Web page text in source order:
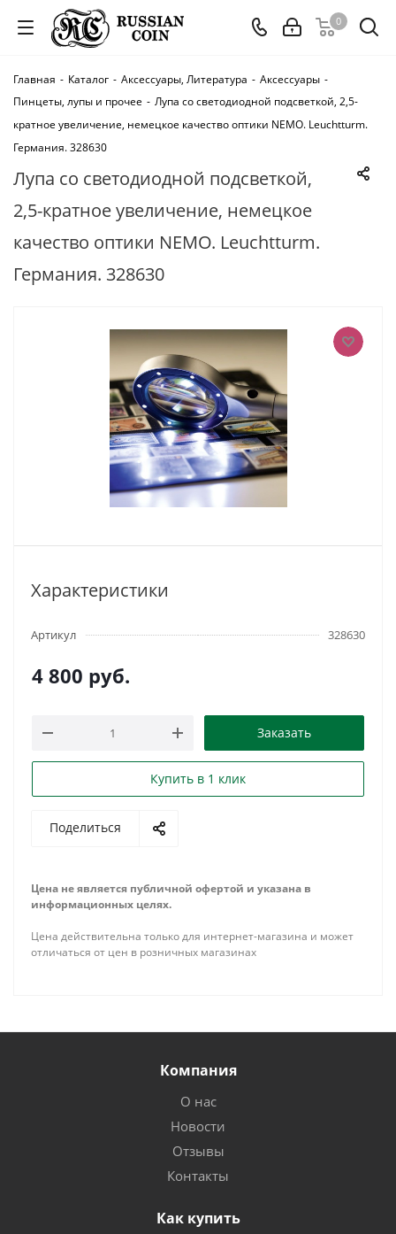
0
Главная - Каталог - Аксессуары, Литература - Аксессуары -
Пинцеты, лупы и прочее - Лупа со светодиодной подсветкой, 2,5-
кратное увеличение, немецкое качество оптики NEMO. Leuchtturm.
Германия. 328630
Лупа со светодиодной подсветкой,
2,5-кратное увеличение, немецкое
качество оптики NEMO. Leuchtturm.
Германия. 328630
Характеристики
Артикул 328630
4 800 руб.
Заказать
Купить в 1 клик
Поделиться
Цена не является публичной офертой и указана в
информационных целях.
Цена действительна только для интернет-магазина и может
отличаться от цен в розничных магазинах
Компания
О нас
Новости
Отзывы
Контакты
Как купить